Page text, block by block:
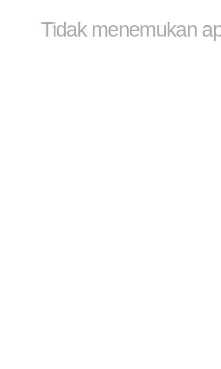
✔ Liburan Bulan Madu Yunani
Jelajahi destinasi paling populer di Yunani bersama
Tidak menemukan